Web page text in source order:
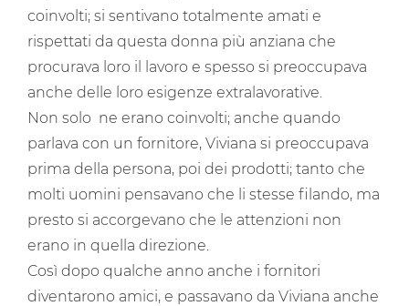
coinvolti; si sentivano totalmente amati e
rispettati da questa donna più anziana che
procurava loro il lavoro e spesso si preoccupava
anche delle loro esigenze extralavorative.
Non solo ne erano coinvolti; anche quando
parlava con un fornitore, Viviana si preoccupava
prima della persona, poi dei prodotti; tanto che
molti uomini pensavano che li stesse filando, ma
presto si accorgevano che le attenzioni non
erano in quella direzione.
Così dopo qualche anno anche i fornitori
diventarono amici, e passavano da Viviana anche